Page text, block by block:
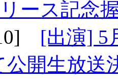
ース記念
[出演] 5
開生放送